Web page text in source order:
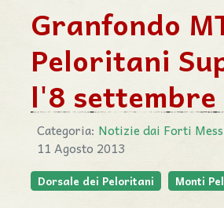
Granfondo
Peloritani
l'8 settembre
Categoria: Notizie dai Forti
11 Agosto 2013
Dorsale dei Peloritani Monti